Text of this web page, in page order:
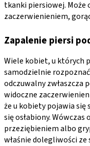
tkanki piersiowej. Może
zaczerwienieniem,
Zapalenie piersi
Wiele kobiet, u których
samodzielnie
odczuwalny zwłaszcza
widoczne
że u kobiety pojawia
się osłabiony.
przeziębieniem albo
właśnie dolegliwości